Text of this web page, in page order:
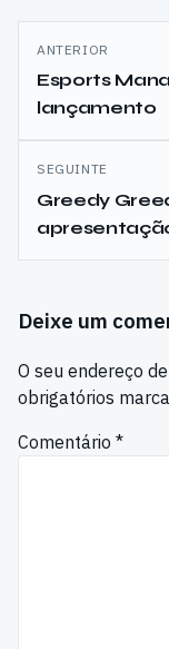
Navegação
de
artigos
ANTERIOR
Esports
lançamento
SEGUINTE
Greedy
Deixe um
O seu endereço
obrigatórios
Comentário *